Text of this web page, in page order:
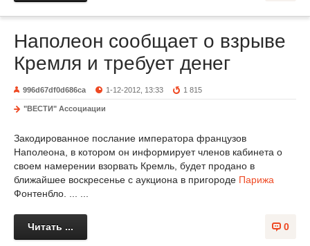
Наполеон сообщает о взрыве
Кремля и требует денег
996d67df0d686ca 1-12-2012, 13:33 1 815
"ВЕСТИ" Ассоциации
Закодированное послание императора французов
Наполеона, в котором он информирует членов кабинета о
своем намерении взорвать Кремль, будет продано в
ближайшее воскресенье с аукциона в пригороде Парижа
Фонтенбло. ... ...
0
Читать ...